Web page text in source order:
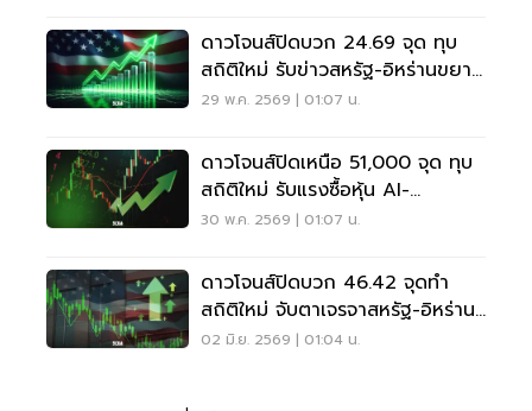
ดาวโจนส์ปิดบวก 24.69 จุด ทุบ
สถิติใหม่ รับข่าวสหรัฐ-อิหร่านขยาย
หยุดยิง 60 วัน
29 พ.ค. 2569 | 01:07 น.
ดาวโจนส์ปิดเหนือ 51,000 จุด ทุบ
สถิติใหม่ รับแรงซื้อหุ้น AI-
เทคโนโลยี
30 พ.ค. 2569 | 01:07 น.
ดาวโจนส์ปิดบวก 46.42 จุดทำ
สถิติใหม่ จับตาเจรจาสหรัฐ-อิหร่าน
ตัวเลขจ้างงาน
02 มิ.ย. 2569 | 01:04 น.